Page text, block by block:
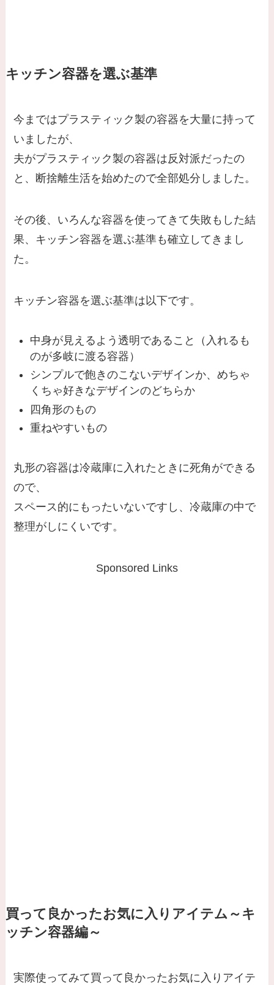
キッチン容器を選ぶ基準
今まではプラスティック製の容器を大量に持って
いましたが、
夫がプラスティック製の容器は反対派だったの
と、断捨離生活を始めたので全部処分しました。
その後、いろんな容器を使ってきて失敗もした結
果、キッチン容器を選ぶ基準も確立してきまし
た。
キッチン容器を選ぶ基準は以下です。
中身が見えるよう透明であること（入れるも
のが多岐に渡る容器）
シンプルで飽きのこないデザインか、めちゃ
くちゃ好きなデザインのどちらか
四角形のもの
重ねやすいもの
丸形の容器は冷蔵庫に入れたときに死角ができる
ので、
スペース的にもったいないですし、冷蔵庫の中で
整理がしにくいです。
Sponsored Links
買って良かったお気に入りアイテム～キ
ッチン容器編～
実際使ってみて買って良かったお気に入りアイテ